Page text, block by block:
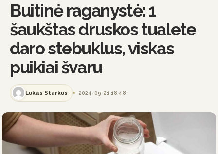
Buitinė raganystė: 1
šaukštas druskos tualete
daro stebuklus, viskas
puikiai švaru
Lukas Starkus 2024-09-21 18:48